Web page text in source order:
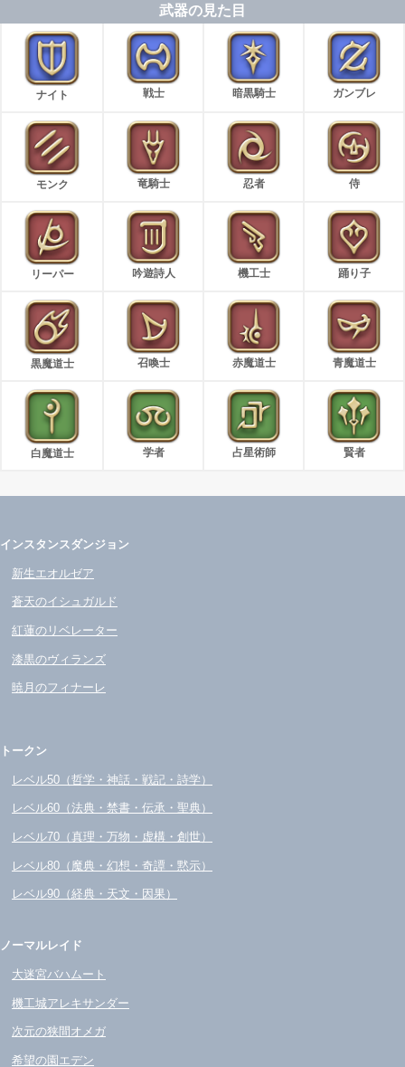
武器の見た目
ナイト 戦士 暗黒騎士 ガンブレ
モンク 竜騎士 忍者 侍
リーパー 吟遊詩人 機工士 踊り子
黒魔道士 召喚士 赤魔道士 青魔道士
白魔道士 学者 占星術師 賢者
インスタンスダンジョン
新生エオルゼア
蒼天のイシュガルド
紅蓮のリベレーター
漆黒のヴィランズ
暁月のフィナーレ
トークン
レベル50（哲学・神話・戦記・詩学）
レベル60（法典・禁書・伝承・聖典）
レベル70（真理・万物・虚構・創世）
レベル80（魔典・幻想・奇譚・黙示）
レベル90（経典・天文・因果）
ノーマルレイド
大迷宮バハムート
機工城アレキサンダー
次元の狭間オメガ
希望の園エデン